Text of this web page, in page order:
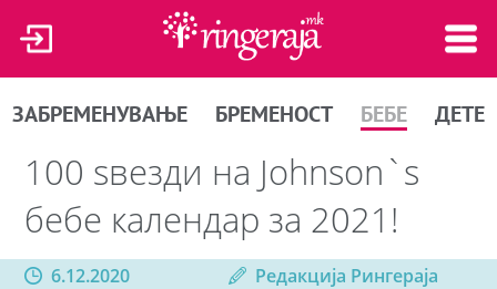
ЗАБРЕМЕНУВАЊЕ БРЕМЕНОСТ БЕБЕ ДЕТЕ
100 ѕвезди на Johnson`s
бебе календар за 2021!
6.12.2020 Редакција Рингераја